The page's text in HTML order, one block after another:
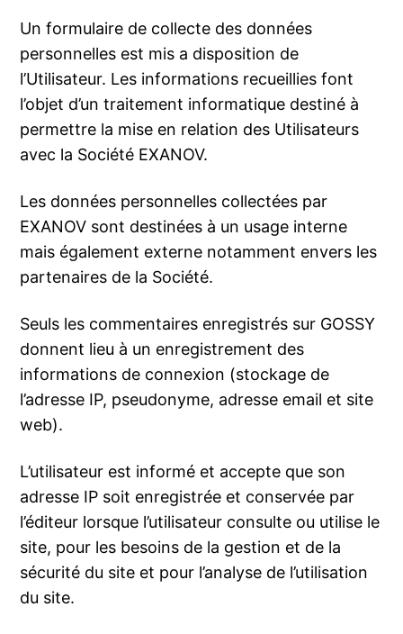
Un formulaire de collecte des données
personnelles est mis a disposition de
l’Utilisateur. Les informations recueillies font
l’objet d’un traitement informatique destiné à
permettre la mise en relation des Utilisateurs
avec la Société EXANOV.
Les données personnelles collectées par
EXANOV sont destinées à un usage interne
mais également externe notamment envers les
partenaires de la Société.
Seuls les commentaires enregistrés sur GOSSY
donnent lieu à un enregistrement des
informations de connexion (stockage de
l’adresse IP, pseudonyme, adresse email et site
web).
L’utilisateur est informé et accepte que son
adresse IP soit enregistrée et conservée par
l’éditeur lorsque l’utilisateur consulte ou utilise le
site, pour les besoins de la gestion et de la
sécurité du site et pour l’analyse de l’utilisation
du site.